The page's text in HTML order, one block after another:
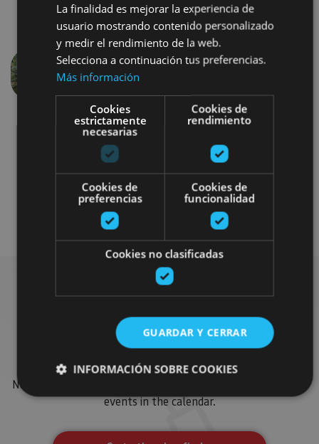
Previous
Visitas guiadas Gastronomía
Find more plans
Find more plans and suggestions to round off your trip in
Navarre: organised activities, tours and the most important
events in the calendar.
La finalidad es mejorar la experiencia de
usuario mostrando contenido personalizado
y medir el rendimiento de la web.
Selecciona a continuación tus preferencias.
Más información
Cookies
estrictamente
necesarias
Cookies de
rendimiento
Cookies de
preferencias
Cookies de
funcionalidad
Cookies no clasificadas
GUARDAR Y CERRAR
INFORMACIÓN SOBRE COOKIES